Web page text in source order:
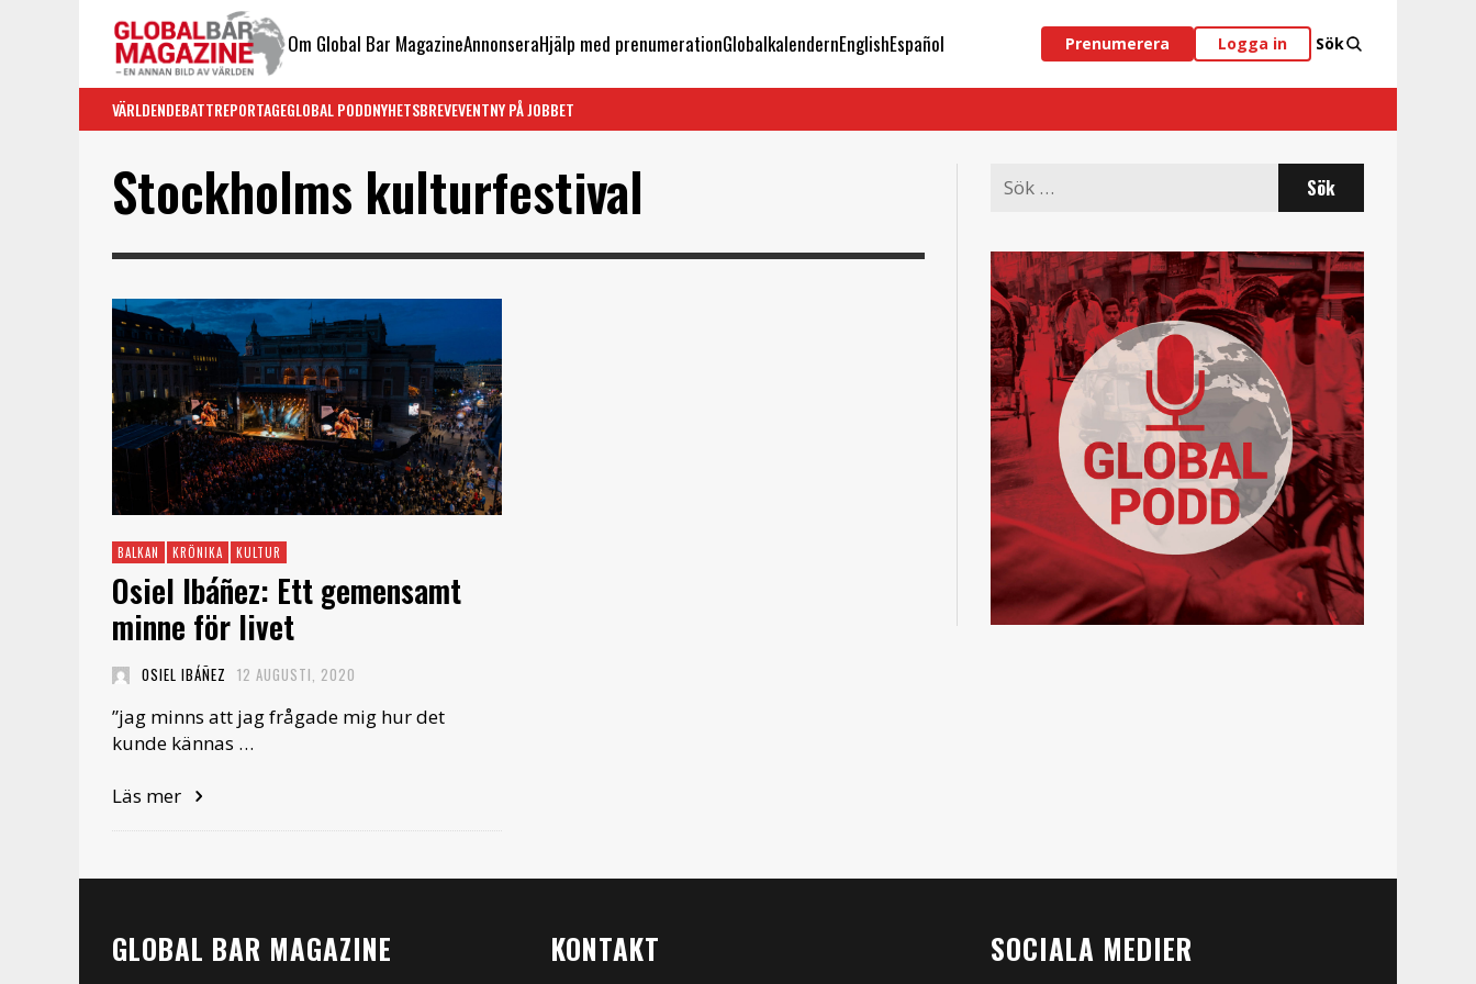
Om Global Bar MagazineAnnonseraHjälp med prenumerationGlobalkalendernEnglishEspañol Prenumerera Logga in Sök
VÄRLDENDEBATTREPORTAGEGLOBAL PODDNYHETSBREVEVENTNY PÅ JOBBET
Stockholms kulturfestival
BALKAN KRÖNIKA KULTUR
Osiel Ibáñez: Ett gemensamt
minne för livet
OSIEL IBÁÑEZ 12 AUGUSTI, 2020
”jag minns att jag frågade mig hur det
kunde kännas …
Läs mer
Search
for:
GLOBAL BAR MAGAZINE KONTAKT SOCIALA MEDIER